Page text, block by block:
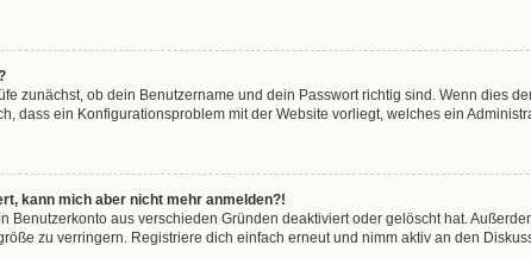
zunächst, ob dein Benutzername und dein Passwort richtig sind. Wenn dies
dass ein Konfigurationsproblem mit der Website vorliegt, welches ein
kann mich aber nicht mehr anmelden?!
Benutzerkonto aus verschieden Gründen deaktiviert oder gelöscht hat.
zu verringern. Registriere dich einfach erneut und nimm aktiv an den